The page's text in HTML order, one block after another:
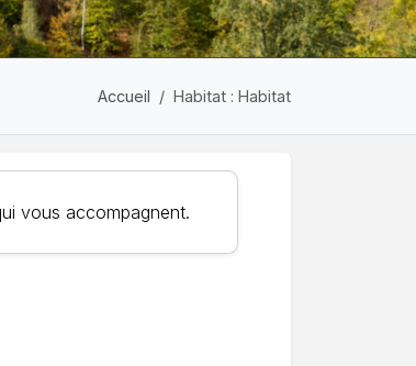
Accueil Habitat : Habitat
vous accompagnent.